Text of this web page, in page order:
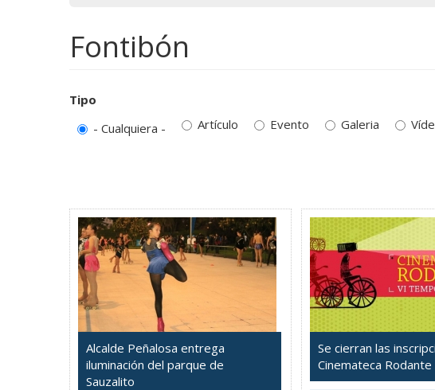
Fontibón
Tipo
- Cualquiera -
Artículo Evento Galeria
Alcalde Peñalosa entrega
iluminación del parque de
Sauzalito
Se cierran las
Cinemateca Rodante